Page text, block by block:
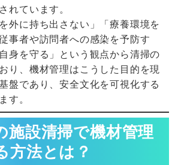
れています。
外に持ち出さない」「療養環境を
事者や訪問者への感染を予防す
身を守る」という観点から清掃の
り、機材管理はこうした目的を現
盤であり、安全文化を可視化する
す。
施設清掃で機材管理
方法とは？